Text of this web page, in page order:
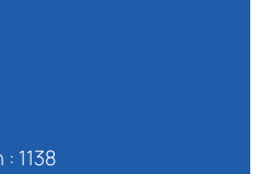
1138